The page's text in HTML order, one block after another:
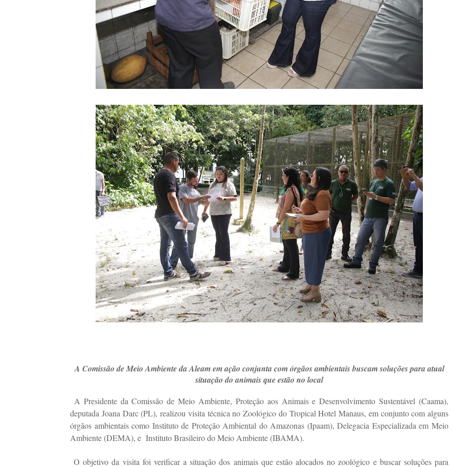
A Comissão de Meio Ambiente da Aleam em ação conjunta com órgãos ambientais buscam soluções para atual
situação do animais que estão no local
A Presidente da Comissão de Meio Ambiente, Proteção aos Animais e Desenvolvimento Sustentável (Caama),
deputada Joana Darc (PL), realizou visita técnica no Zoológico do Tropical Hotel Manaus, em conjunto com alguns
órgãos ambientais como Instituto de Proteção Ambiental do Amazonas (Ipaam), Delegacia Especializada em Meio
Ambiente (DEMA), e Instituto Brasileiro do Meio Ambiente (IBAMA).
O objetivo da visita foi verificar a situação dos animais que estão alocados no zoológico e buscar soluções para